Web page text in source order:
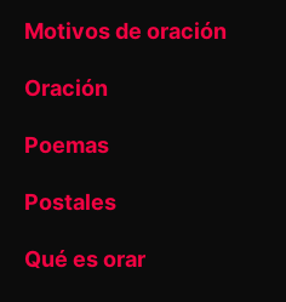
Motivos de oración
Oración
Poemas
Postales
Qué es orar